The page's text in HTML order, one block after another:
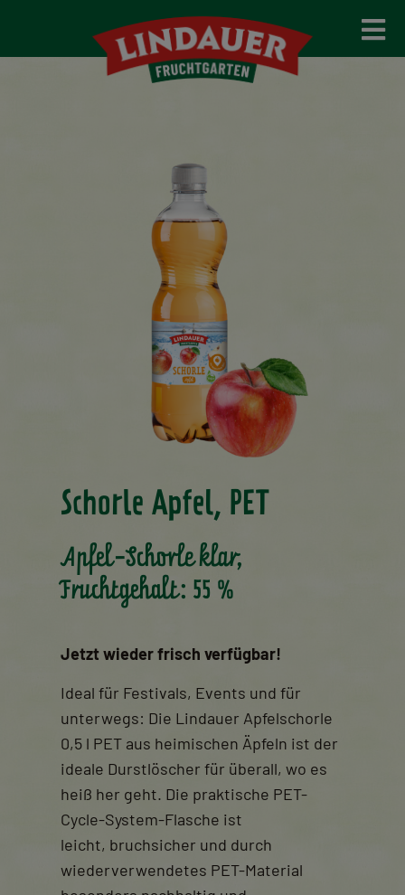
Schorle Apfel, PET
Apfel-Schorle klar,
Fruchtgehalt: 55 %
Jetzt wieder frisch verfügbar!
Ideal für Festivals, Events und für
unterwegs: Die Lindauer Apfelschorle
0,5 l PET aus heimischen Äpfeln ist der
ideale Durstlöscher für überall, wo es
heiß her geht. Die praktische PET-
Cycle-System-Flasche ist
leicht, bruchsicher und durch
wiederverwendetes PET-Material